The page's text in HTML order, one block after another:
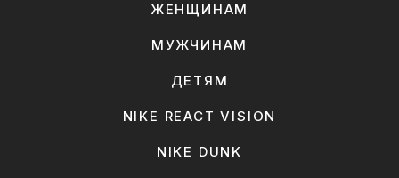
ЖЕНЩИНАМ
МУЖЧИНАМ
ДЕТЯМ
NIKE REACT VISION
NIKE DUNK